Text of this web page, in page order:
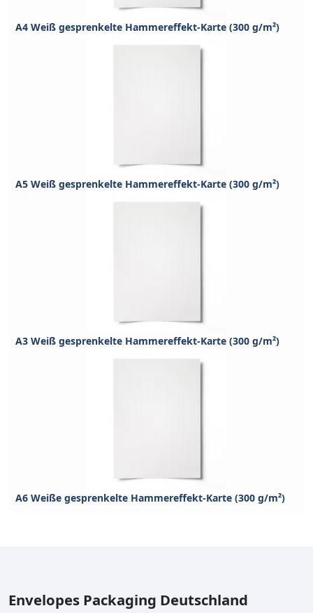
A4 Weiß gesprenkelte Hammereffekt-Karte (300 g/m²)
A5 Weiß gesprenkelte Hammereffekt-Karte (300 g/m²)
A3 Weiß gesprenkelte Hammereffekt-Karte (300 g/m²)
A6 Weiße gesprenkelte Hammereffekt-Karte (300 g/m²)
Envelopes Packaging Deutschland